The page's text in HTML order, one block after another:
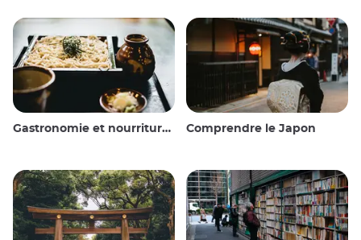
Gastronomie et nourriture japonaise Comprendre le Japon